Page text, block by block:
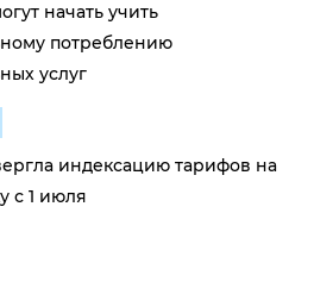
начать учить
потреблению
услуг
индексацию тарифов на
с 1 июля